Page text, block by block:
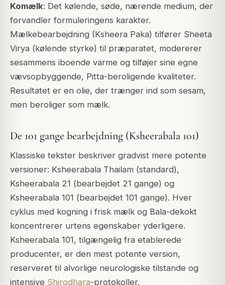
Komælk: Det kølende, søde, nærende medium, der
forvandler formuleringens karakter.
Mælkebearbejdning (Ksheera Paka) tilfører Sheeta
Virya (kølende styrke) til præparatet, modererer
sesammens iboende varme og tilføjer sine egne
vævsopbyggende, Pitta-beroligende kvaliteter.
Resultatet er en olie, der trænger ind som sesam,
men beroliger som mælk.
De 101 gange bearbejdning (Ksheerabala 101)
Klassiske tekster beskriver gradvist mere potente
versioner: Ksheerabala Thailam (standard),
Ksheerabala 21 (bearbejdet 21 gange) og
Ksheerabala 101 (bearbejdet 101 gange). Hver
cyklus med kogning i frisk mælk og Bala-dekokt
koncentrerer urtens egenskaber yderligere.
Ksheerabala 101, tilgængelig fra etablerede
producenter, er den mest potente version,
reserveret til alvorlige neurologiske tilstande og
intensive Shirodhara-protokoller.